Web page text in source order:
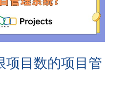
项目数的项目管